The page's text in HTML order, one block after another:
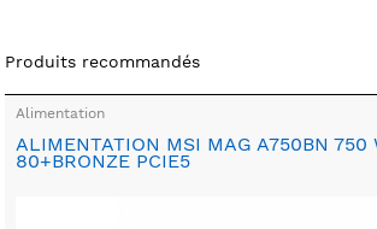
Produits recommandés
Alimentation
ALIMENTATION MSI MAG A750BN 750
80+BRONZE PCIE5